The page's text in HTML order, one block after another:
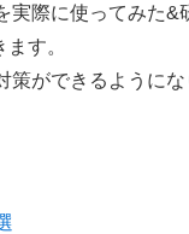
際に使ってみた
す。
ができるようにな